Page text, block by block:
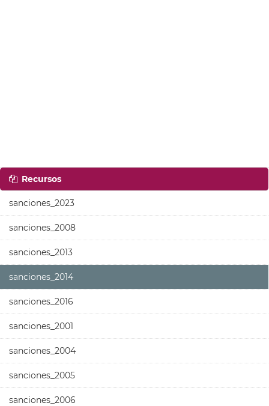
Recursos
sanciones_2023
sanciones_2008
sanciones_2013
sanciones_2014
sanciones_2016
sanciones_2001
sanciones_2004
sanciones_2005
sanciones_2006